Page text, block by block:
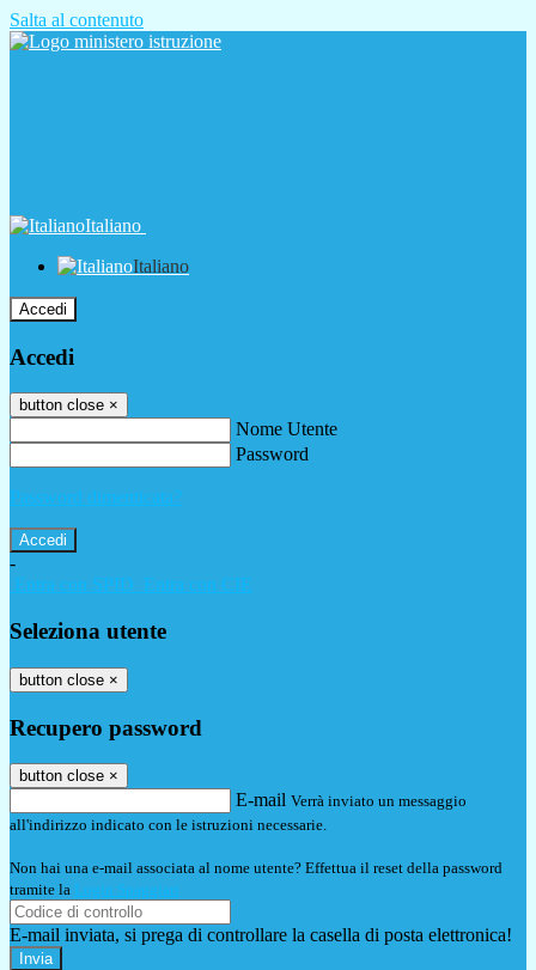
Salta al contenuto
Italiano
Italiano
Accedi
Accedi
button close ×
Nome Utente
Password
Password dimenticata?
-
Entra con SPID
Entra con CIE
Seleziona utente
button close ×
Recupero password
button close ×
E-mail Verrà inviato un messaggio
all'indirizzo indicato con le istruzioni necessarie.
Non hai una e-mail associata al nome utente? Effettua il reset della password
tramite la Login Spaggiari
E-mail inviata, si prega di controllare la casella di posta elettronica!